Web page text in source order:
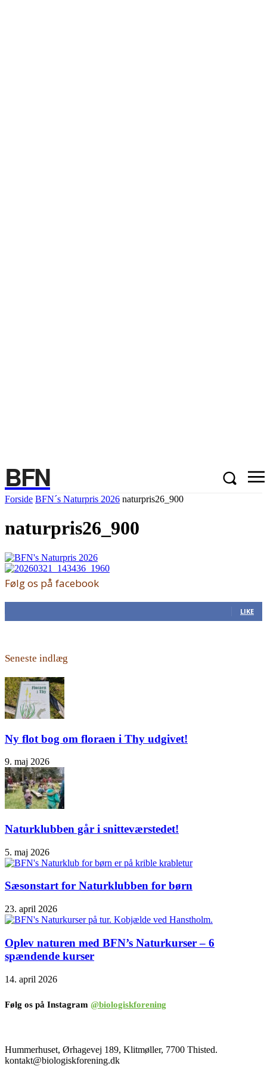
BFN
Forside BFN´s Naturpris 2026 naturpris26_900
naturpris26_900
Følg os på facebook
LIKE
Seneste indlæg
Ny flot bog om floraen i Thy udgivet!
9. maj 2026
Naturklubben går i snitteværstedet!
5. maj 2026
Sæsonstart for Naturklubben for børn
23. april 2026
Oplev naturen med BFN’s Naturkurser – 6
spændende kurser
14. april 2026
Følg os på Instagram @biologiskforening
Hummerhuset, Ørhagevej 189, Klitmøller, 7700 Thisted.
kontakt@biologiskforening.dk